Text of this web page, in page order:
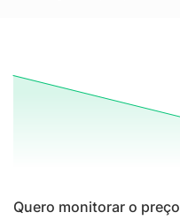
Quero monitorar o preço